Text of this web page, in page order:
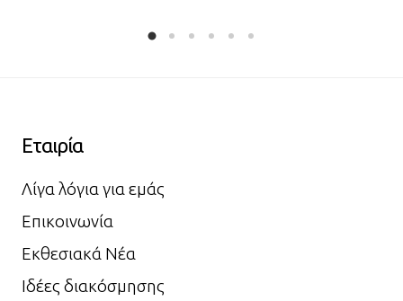
Εταιρία
Λίγα λόγια για εμάς
Επικοινωνία
Εκθεσιακά Νέα
Ιδέες διακόσμησης